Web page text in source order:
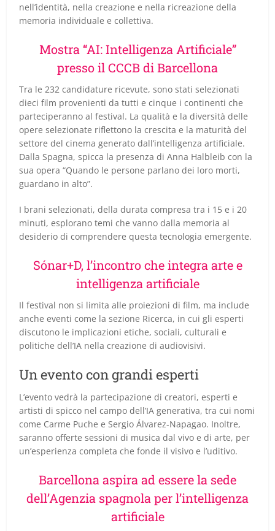
nell’identità, nella creazione e nella ricreazione della
memoria individuale e collettiva.
Mostra “AI: Intelligenza Artificiale”
presso il CCCB di Barcellona
Tra le 232 candidature ricevute, sono stati selezionati
dieci film provenienti da tutti e cinque i continenti che
parteciperanno al festival. La qualità e la diversità delle
opere selezionate riflettono la crescita e la maturità del
settore del cinema generato dall’intelligenza artificiale.
Dalla Spagna, spicca la presenza di Anna Halbleib con la
sua opera “Quando le persone parlano dei loro morti,
guardano in alto”.
I brani selezionati, della durata compresa tra i 15 e i 20
minuti, esplorano temi che vanno dalla memoria al
desiderio di comprendere questa tecnologia emergente.
Sónar+D, l’incontro che integra arte e
intelligenza artificiale
Il festival non si limita alle proiezioni di film, ma include
anche eventi come la sezione Ricerca, in cui gli esperti
discutono le implicazioni etiche, sociali, culturali e
politiche dell’IA nella creazione di audiovisivi.
Un evento con grandi esperti
L’evento vedrà la partecipazione di creatori, esperti e
artisti di spicco nel campo dell’IA generativa, tra cui nomi
come Carme Puche e Sergio Álvarez-Napagao. Inoltre,
saranno offerte sessioni di musica dal vivo e di arte, per
un’esperienza completa che fonde il visivo e l’uditivo.
Barcellona aspira ad essere la sede
dell’Agenzia spagnola per l’intelligenza
artificiale